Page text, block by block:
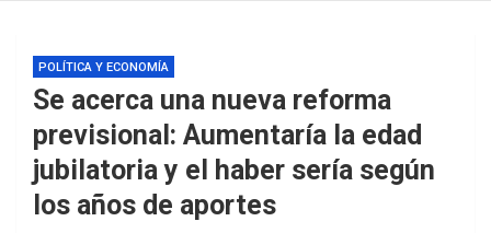
POLÍTICA Y ECONOMÍA
Se acerca una nueva reforma
previsional: Aumentaría la edad
jubilatoria y el haber sería según
los años de aportes